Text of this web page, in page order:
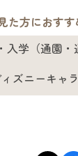
た方におす
入学（通園・
ズニーキャ